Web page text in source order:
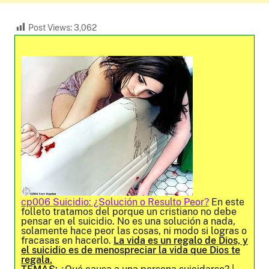
Post Views:3,062
cp006 Suicidio: ¿Solución o Resulto Peor? En este
folleto tratamos del porque un cristiano no debe
pensar en el suicidio. No es una solución a nada,
solamente hace peor las cosas, ni modo si logras o
fracasas en hacerlo. La vida es un regalo de Dios, y
el suicidio es de menospreciar la vida que Dios te
regala.